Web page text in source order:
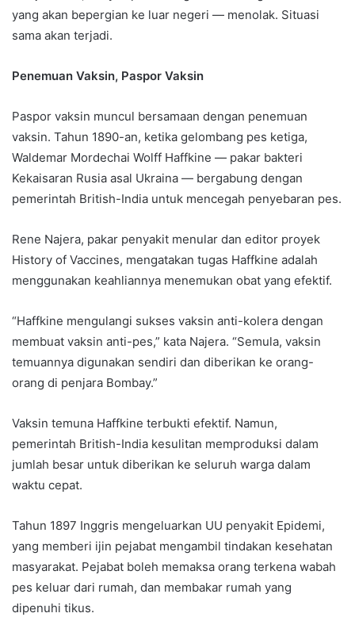
yang akan bepergian ke luar negeri — menolak. Situasi
sama akan terjadi.
Penemuan Vaksin, Paspor Vaksin
Paspor vaksin muncul bersamaan dengan penemuan
vaksin. Tahun 1890-an, ketika gelombang pes ketiga,
Waldemar Mordechai Wolff Haffkine — pakar bakteri
Kekaisaran Rusia asal Ukraina — bergabung dengan
pemerintah British-India untuk mencegah penyebaran pes.
Rene Najera, pakar penyakit menular dan editor proyek
History of Vaccines, mengatakan tugas Haffkine adalah
menggunakan keahliannya menemukan obat yang efektif.
“Haffkine mengulangi sukses vaksin anti-kolera dengan
membuat vaksin anti-pes,” kata Najera. “Semula, vaksin
temuannya digunakan sendiri dan diberikan ke orang-
orang di penjara Bombay.”
Vaksin temuna Haffkine terbukti efektif. Namun,
pemerintah British-India kesulitan memproduksi dalam
jumlah besar untuk diberikan ke seluruh warga dalam
waktu cepat.
Tahun 1897 Inggris mengeluarkan UU penyakit Epidemi,
yang memberi ijin pejabat mengambil tindakan kesehatan
masyarakat. Pejabat boleh memaksa orang terkena wabah
pes keluar dari rumah, dan membakar rumah yang
dipenuhi tikus.